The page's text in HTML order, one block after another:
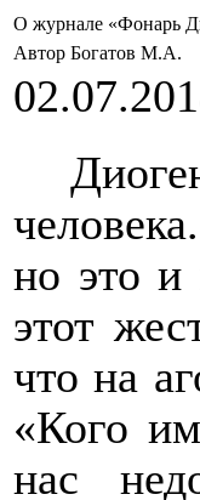
О журнале «Фонарь
Автор Богатов М.А.
но это и
этот
что на
«Кого
нас